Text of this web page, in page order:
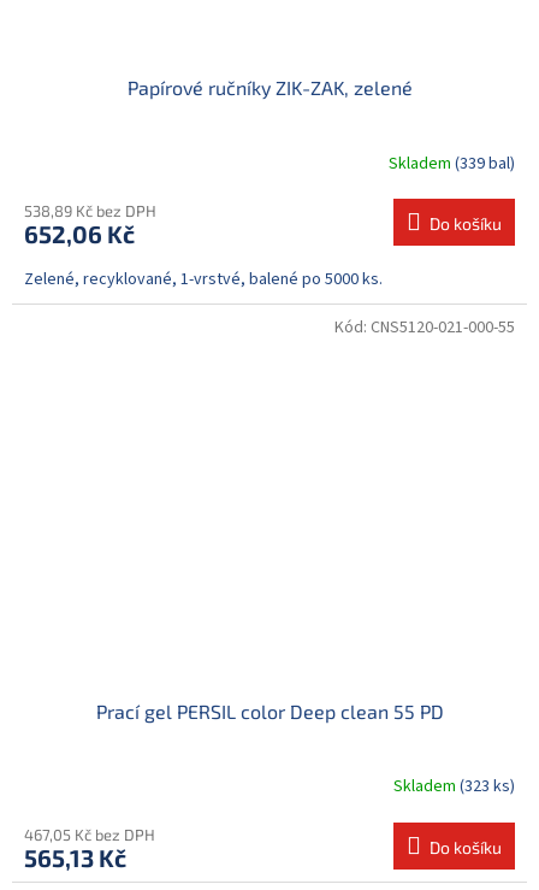
Papírové ručníky ZIK-ZAK, zelené
Skladem (339 bal)
538,89 Kč bez DPH
652,06 Kč Do košíku
Zelené, recyklované, 1-vrstvé, balené po 5000 ks.
Prací gel PERSIL color Deep clean 55 PD
Skladem (323 ks)
467,05 Kč bez DPH
565,13 Kč Do košíku
Kód: CNS5120-021-000-55